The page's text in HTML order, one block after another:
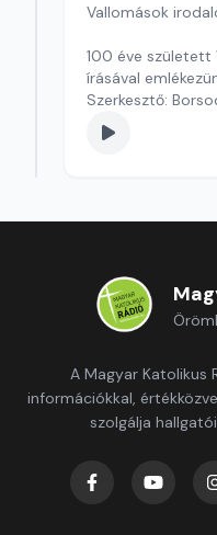
Vallomások
100 éve született
írásával
Szerkesztő:
A Magyar Katolikus
információkkal,
szolgálja